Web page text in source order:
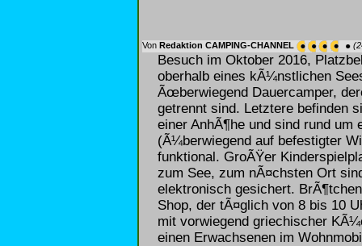
Von Redaktion CAMPING-CHANNEL
Besuch im Oktober 2016,
oberhalb eines kÃ¼nstlichen
Ãœberwiegend Dauercamper,
getrennt sind. Letztere befinden
einer AnhÃ¶he und sind rund um
(Ã¼berwiegend auf befestigter
funktional. GroÃŸer
zum See, zum nÃ¤chsten Ort
elektronisch gesichert.
Shop, der tÃ¤glich von 8 bis 10
mit vorwiegend griechischer
einen Erwachsenen im